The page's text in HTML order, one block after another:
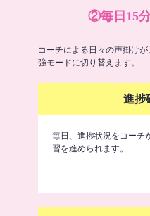
②毎日15
コーチによる日々の声掛け
強モードに切り替えます。
進捗
毎日、進捗状況をコーチ
習を進められます。